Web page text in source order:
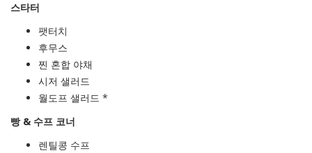
스타터
팻터치
후무스
찐 혼합 야채
시저 샐러드
월도프 샐러드 *
빵 & 수프 코너
렌틸콩 수프